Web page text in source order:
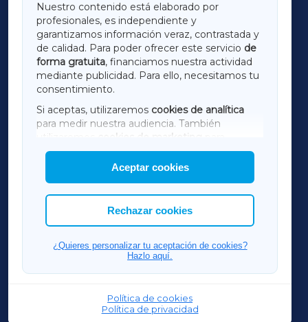
Nuestro contenido está elaborado por
profesionales, es independiente y
garantizamos información veraz, contrastada y
de calidad. Para poder ofrecer este servicio de
forma gratuita, financiamos nuestra actividad
mediante publicidad. Para ello, necesitamos tu
consentimiento.
Si aceptas, utilizaremos cookies de analítica
para medir nuestra audiencia. También
utilizaremos
cookies de marketing
mostrar publicidad de terceros.
Asimismo, puedes personalizar la elección de
las cookies que deseas permitir.
Aceptar cookies
Rechazar cookies
¿Quieres personalizar tu aceptación de cookies?
Hazlo aquí.
Política de cookies
Política de privacidad
LUGOXA
TERRACHAXA
AMARIÑAXA
RIBEIRASACRAXA
ACORUÑAXA
FERROLXA
OURENSEXA